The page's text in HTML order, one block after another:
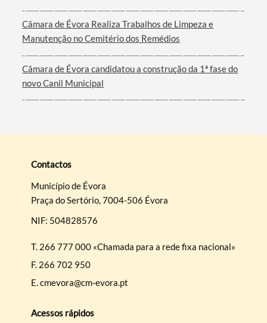
Câmara de Évora Realiza Trabalhos de Limpeza e
Manutenção no Cemitério dos Remédios
Câmara de Évora candidatou a construção da 1ª fase do
novo Canil Municipal
Contactos
Município de Évora
Praça do Sertório, 7004-506 Évora
NIF: 504828576
T. 266 777 000 «Chamada para a rede fixa nacional»
F. 266 702 950
E.cmevora@cm-evora.pt
Acessos rápidos